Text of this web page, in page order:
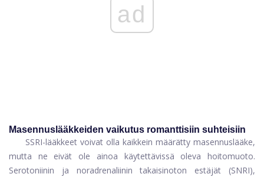
ad
Masennuslääkkeiden vaikutus romanttisiin suhteisiin
SSRI-lääkkeet voivat olla kaikkein määrätty masennuslääke,
mutta ne eivät ole ainoa käytettävissä oleva hoitomuoto.
Serotoniinin ja noradrenaliinin takaisinoton estäjät (SNRI),